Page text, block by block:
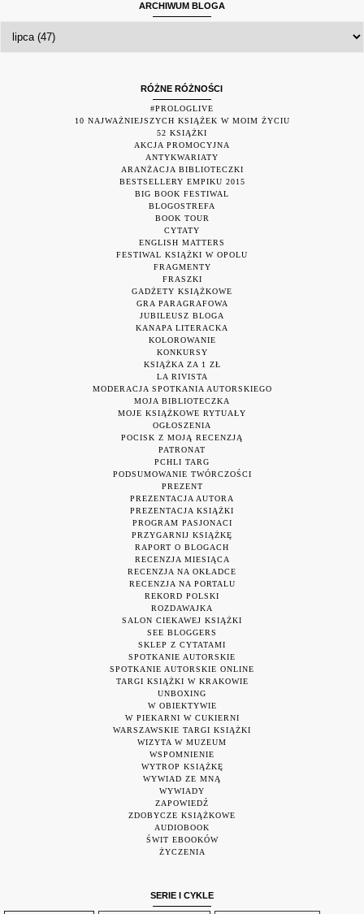
ARCHIWUM BLOGA
RÓŻNE RÓŻNOŚCI
#PROLOGLIVE
10 NAJWAŻNIEJSZYCH KSIĄŻEK W MOIM ŻYCIU
52 KSIĄŻKI
AKCJA PROMOCYJNA
ANTYKWARIATY
ARANŻACJA BIBLIOTECZKI
BESTSELLERY EMPIKU 2015
BIG BOOK FESTIWAL
BLOGOSTREFA
BOOK TOUR
CYTATY
ENGLISH MATTERS
FESTIWAL KSIĄŻKI W OPOLU
FRAGMENTY
FRASZKI
GADŻETY KSIĄŻKOWE
GRA PARAGRAFOWA
JUBILEUSZ BLOGA
KANAPA LITERACKA
KOLOROWANIE
KONKURSY
KSIĄŻKA ZA 1 ZŁ
LA RIVISTA
MODERACJA SPOTKANIA AUTORSKIEGO
MOJA BIBLIOTECZKA
MOJE KSIĄŻKOWE RYTUAŁY
OGŁOSZENIA
POCISK Z MOJĄ RECENZJĄ
PATRONAT
PCHLI TARG
PODSUMOWANIE TWÓRCZOŚCI
PREZENT
PREZENTACJA AUTORA
PREZENTACJA KSIĄŻKI
PROGRAM PASJONACI
PRZYGARNIJ KSIĄŻKĘ
RAPORT O BLOGACH
RECENZJA MIESIĄCA
RECENZJA NA OKŁADCE
RECENZJA NA PORTALU
REKORD POLSKI
ROZDAWAJKA
SALON CIEKAWEJ KSIĄŻKI
SEE BLOGGERS
SKLEP Z CYTATAMI
SPOTKANIE AUTORSKIE
SPOTKANIE AUTORSKIE ONLINE
TARGI KSIĄŻKI W KRAKOWIE
UNBOXING
W OBIEKTYWIE
W PIEKARNI W CUKIERNI
WARSZAWSKIE TARGI KSIĄŻKI
WIZYTA W MUZEUM
WSPOMNIENIE
WYTROP KSIĄŻKĘ
WYWIAD ZE MNĄ
WYWIADY
ZAPOWIEDŹ
ZDOBYCZE KSIĄŻKOWE
AUDIOBOOK
ŚWIT EBOOKÓW
ŻYCZENIA
SERIE I CYKLE